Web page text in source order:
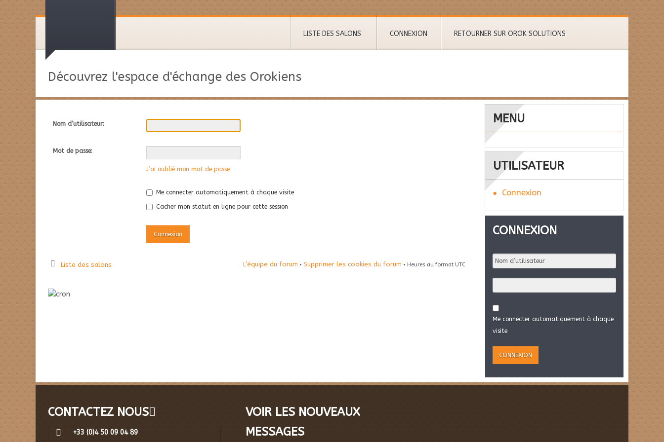
LISTE DES SALONS CONNEXION RETOURNER SUR OROK SOLUTIONS
Découvrez l'espace d'échange des Orokiens
Nom d’utilisateur:
Mot de passe:
J’ai oublié mon mot de passe
Me connecter automatiquement à chaque visite
Cacher mon statut en ligne pour cette session
Liste des salons L’équipe du forum • Supprimer les cookies du forum • Heures au format UTC
MENU
UTILISATEUR
Connexion
CONNEXION
Me connecter automatiquement à chaque
visite
CONTACTEZ NOUS
+33 (0)4 50 09 04 89
VOIR LES NOUVEAUX
MESSAGES